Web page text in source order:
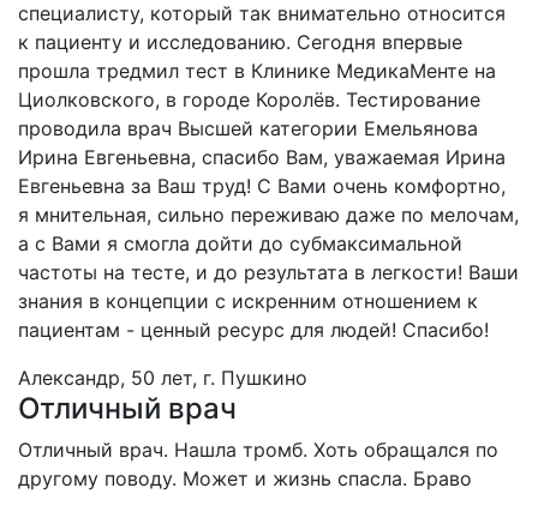
специалисту, который так внимательно относится
к пациенту и исследованию. Сегодня впервые
прошла тредмил тест в Клинике МедикаМенте на
Циолковского, в городе Королёв. Тестирование
проводила врач Высшей категории Емельянова
Ирина Евгеньевна, спасибо Вам, уважаемая Ирина
Евгеньевна за Ваш труд! С Вами очень комфортно,
я мнительная, сильно переживаю даже по мелочам,
а с Вами я смогла дойти до субмаксимальной
частоты на тесте, и до результата в легкости! Ваши
знания в концепции с искренним отношением к
пациентам - ценный ресурс для людей! Спасибо!
Александр, 50 лет, г. Пушкино
Отличный врач
Отличный врач. Нашла тромб. Хоть обращался по
другому поводу. Может и жизнь спасла. Браво